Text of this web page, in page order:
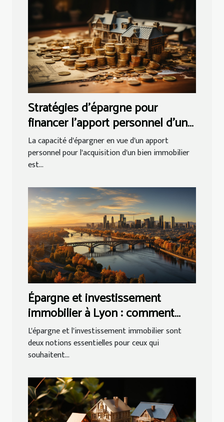
Stratégies d'épargne pour
financer l'apport personnel d'un
projet immobilier
La capacité d'épargner en vue d'un apport
personnel pour l'acquisition d'un bien immobilier
est...
Épargne et investissement
immobilier à Lyon : comment
bien gérer ?
L'épargne et l'investissement immobilier sont
deux notions essentielles pour ceux qui
souhaitent...